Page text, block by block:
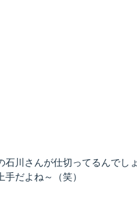
石川さんが仕切ってるんでし
だよね～（笑）